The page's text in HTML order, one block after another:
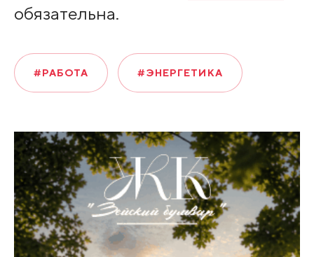
обязательна.
#РАБОТА #ЭНЕРГЕТИКА